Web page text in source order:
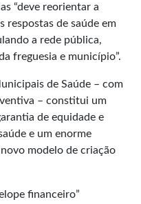
“deve reorientar a
respostas de saúde em
a rede pública,
freguesia e município”.
de Saúde – com
– constitui um
de equidade e
e um enorme
modelo de criação
financeiro”